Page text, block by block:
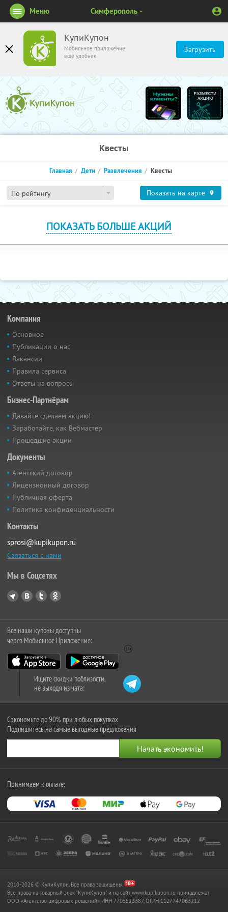
КупиКупон
Мобильное приложение
ещё удобнее
Загрузить
Меню Симферополь
Квесты
По рейтингу
Главная Дети Развлечения Квесты
Показать на карте
ПОКАЗАТЬ БОЛЬШЕ АКЦИЙ
Компания
Основное
Публикации о нас
Вакансии
Правила сервиса
Ответы на вопросы
Бизнес-Партнёрам
Давайте сделаем акцию!
Заработайте, как Вебмастер
Прошедшие акции
Документы
Агентский договор
Лицензионный договор
Публичная оферта
Политика конфиденциальности
Контакты
sprosi@kupikupon.ru
Связаться с нами
Мы в Соцсетях
Все наши купоны доступны
через Мобильное Приложение:
Ищите скидки поблизости,
не выходя из чата:
Сэкономьте до 90% при любых покупках
Подпишитесь на самые выгодные предложения
Принимаем к оплате:
2010-2026 © КупиКупон. Все права защищены.
Все права на товарный знак "КупиКупон" и на сайт www.kupikupon.ru принадлежат
OOO «Агентство цифровых решений» ИНН 7705523387, ОГРН 1127747063212